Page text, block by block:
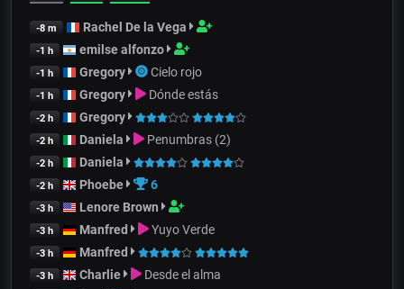
-8 m Rachel De la Vega
-1 h emilse alfonzo
-1 h Gregory Cielo rojo
-1 h Gregory Dónde estás
-2 h Gregory
-2 h Daniela Penumbras (2)
-2 h Daniela
-2 h Phoebe 6
-3 h Lenore Brown
-3 h Manfred Yuyo Verde
-3 h Manfred
-3 h Charlie Desde el alma